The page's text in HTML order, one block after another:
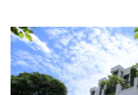
リ
ー